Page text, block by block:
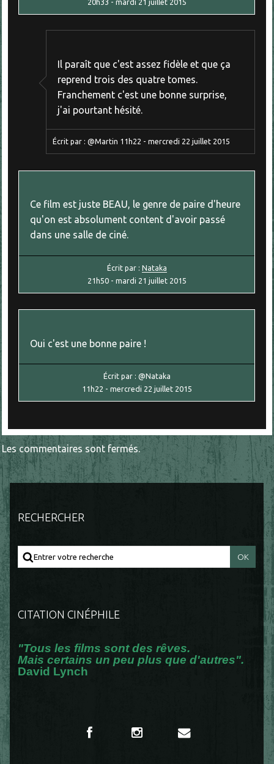
Il paraît que c'est assez fidèle et que ça
reprend trois des quatre tomes.
Franchement c'est une bonne surprise,
j'ai pourtant hésité.
Écrit par : @Martin 11h22 - mercredi 22 juillet 2015
Ce film est juste BEAU, le genre de paire d'heure
qu'on est absolument content d'avoir passé
dans une salle de ciné.
Écrit par : Nataka
21h50- mardi 21 juillet 2015
Oui c'est une bonne paire !
Écrit par : @Nataka
11h22 - mercredi 22 juillet 2015
Les commentaires sont fermés.
RECHERCHER
CITATION CINÉPHILE
"Tous les films sont des rêves.
Mais certains un peu plus que d'autres".
David Lynch